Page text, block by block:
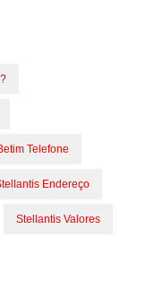
Telefone
Endereço
Stellantis Valores